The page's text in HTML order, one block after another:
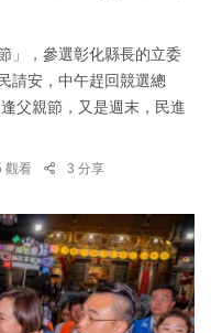
」，參選彰化縣長的立委
請安，中午趕回競選總
父親節，又是週末，民進
觀看 3 分享